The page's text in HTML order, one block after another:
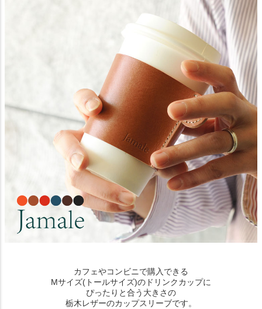
カフェやコンビニで購入できる
Mサイズ(トールサイズ)のドリンクカップに
ぴったりと合う大きさの
栃木レザーのカップスリーブです。